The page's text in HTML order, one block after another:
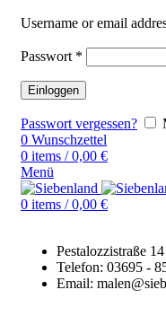
Username or email
Passwort *
Einloggen
Passwort vergessen?
0 Wunschzettel
0 items / 0,00 €
Menü
0 items / 0,00 €
Pestalozzistraße
Telefon: 03695 -
Email: